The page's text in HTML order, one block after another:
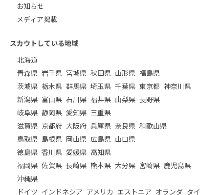
お知らせ
メディア掲載
スカウトしている地域
北海道
青森県 岩手県 宮城県 秋田県 山形県 福島県
茨城県 栃木県 群馬県 埼玉県 千葉県 東京都 神奈川県
新潟県 富山県 石川県 福井県 山梨県 長野県
岐阜県 静岡県 愛知県 三重県
滋賀県 京都府 大阪府 兵庫県 奈良県 和歌山県
鳥取県 島根県 岡山県 広島県 山口県
徳島県 香川県 愛媛県 高知県
福岡県 佐賀県 長崎県 熊本県 大分県 宮崎県 鹿児島県
沖縄県
ドイツ インドネシア アメリカ エストニア オランダ タイ